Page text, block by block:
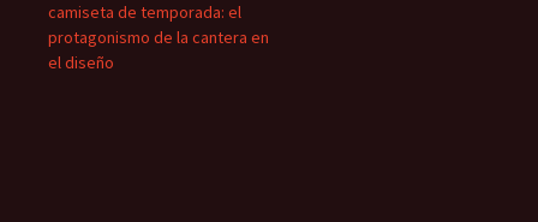
camiseta de temporada: el
protagonismo de la cantera en
el diseño